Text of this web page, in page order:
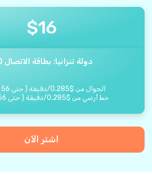
$16
دولة تنزانيا: بطاقة الاتصال 2.0
الجوال من $
0.285
/دقيقة ( حتى 56
خط أرضي من $
0.285
/دقيقة ( حتى
اشتر الآن